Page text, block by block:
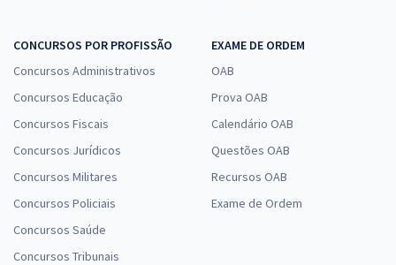
CONCURSOS POR PROFISSÃO
Concursos Administrativos
Concursos Educação
Concursos Fiscais
Concursos Jurídicos
Concursos Militares
Concursos Policiais
Concursos Saúde
Concursos Tribunais
EXAME DE ORDEM
OAB
Prova OAB
Calendário OAB
Questões OAB
Recursos OAB
Exame de Ordem